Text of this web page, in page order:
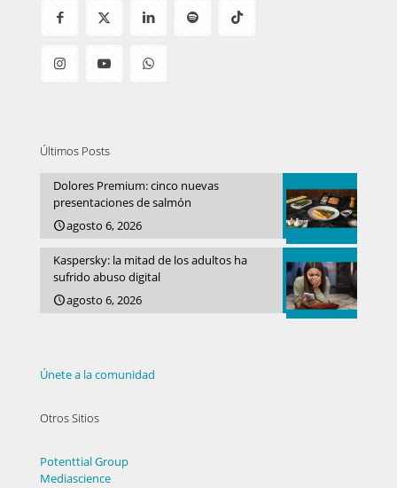
Últimos Posts
Dolores Premium: cinco nuevas
presentaciones de salmón
agosto 6, 2026
Kaspersky: la mitad de los adultos ha
sufrido abuso digital
agosto 6, 2026
Únete a la comunidad
Otros Sitios
Potenttial Group
Mediascience